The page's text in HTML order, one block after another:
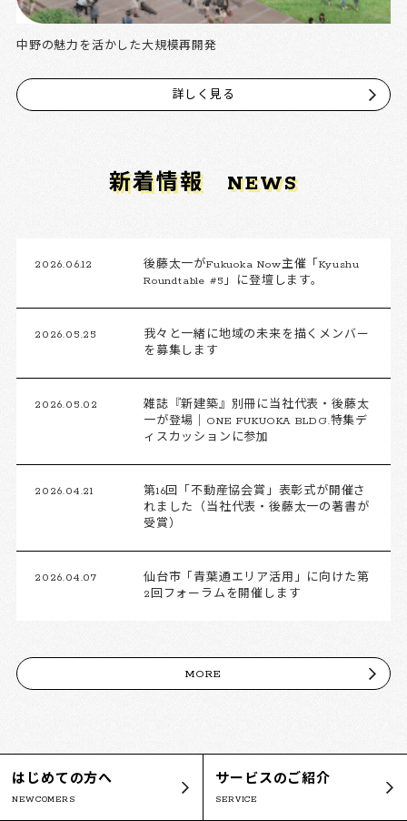
中野の魅力を活かした大規模再開発
詳しく見る
新着情報 NEWS
2026.06.12
後藤太一がFukuoka Now主催「Kyushu
Roundtable #5」に登壇します。
2026.05.25
我々と一緒に地域の未来を描くメンバー
を募集します
2026.05.02
雑誌『新建築』別冊に当社代表・後藤太
一が登場｜ONE FUKUOKA BLDG.特集デ
ィスカッションに参加
2026.04.21
第16回「不動産協会賞」表彰式が開催さ
れました（当社代表・後藤太一の著書が
受賞）
2026.04.07
仙台市「青葉通エリア活用」に向けた第
2回フォーラムを開催します
MORE
はじめての方へ
NEWCOMERS
サービスのご紹介
SERVICE